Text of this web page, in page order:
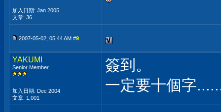
加入日期: Jan 2005
文章: 36
2007-05-02, 05:44 AM #9
YAKUMI
Senior Member
加入日期: Dec 2004
文章: 1,001
簽到。
一定要十個字